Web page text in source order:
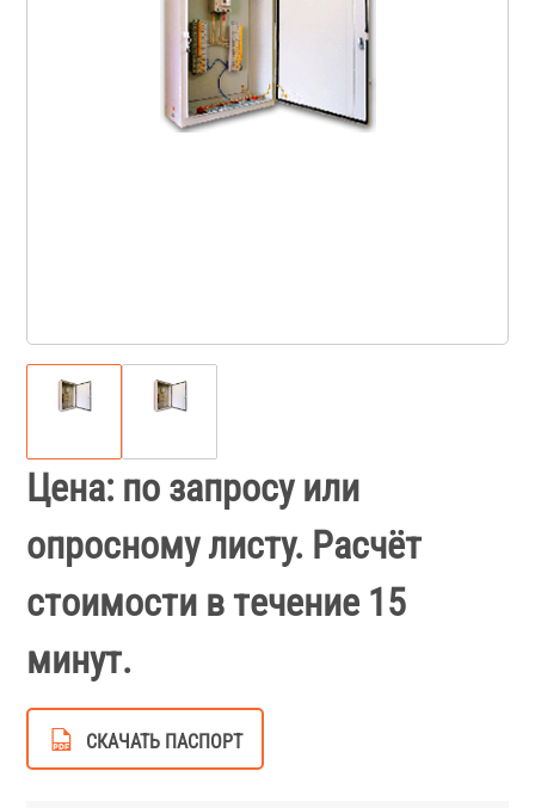
Цена: по запросу или
опросному листу. Расчёт
стоимости в течение 15
минут.
СКАЧАТЬ ПАСПОРТ